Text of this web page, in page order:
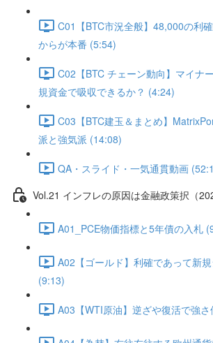
C01【BTC市況全般】48,000の利
からが本番 (5:54)
C02【BTC チェーン動向】マイナ
規資金で吸収できるか？ (4:24)
C03【BTC建玉＆まとめ】
派と強気派 (14:08)
QA・スライド・一気通貫動画
Vol.21 インフレの原因は金融政策択（
A01_PCE物価指標と5年債の入札
A02【ゴールド】利確であって新
(9:13)
A03【WTI原油】逆ざや復活で強